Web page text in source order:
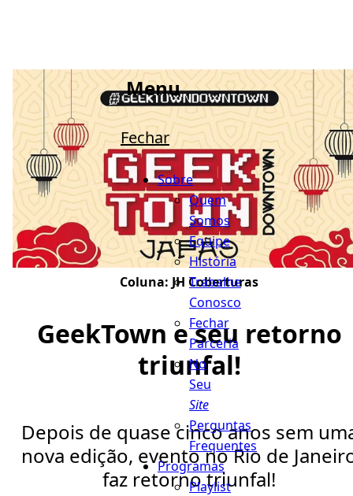
Menu
Fechar
Sobre
Quem
Somos
Equipe
História
Trabalhe
Conosco
Fechar
Parceria
No
Seu
Site
Perguntas
Frequentes
Programas
Playlist
Coluna: JH Coberturas
GeekTown e seu retorno
triunfal!
Depois de quase cinco anos sem
nova edição, evento no Rio de
faz retorno triunfal!